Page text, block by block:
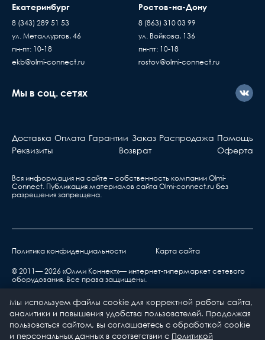
Екатеринбург
8 (343) 289 51 53
ул. Металлургов, 46
пн-пт: 10-18
ekb@olmi-connect.ru
Ростов-на-Дону
8 (863) 310 03 99
ул. Войкова, 136
пн-пт: 10-18
rostov@olmi-connect.ru
Мы в соц. сетях
Доставка Оплата Гарантии Заказ Распродажа Помощь
Реквизиты
Возврат Оферта
Вся информация на сайте – собственность компании Olmi-
Сonnect. Публикация материалов сайта Olmi-connect.ru без
разрешения запрещена.
Политика конфиденциальности Карта сайта
© 2011— 2026 «Олми Коннект»— интернет-гипермаркет сетевого
оборудования. Все права защищены.
Мы используем файлы cookie для корректной работы сайта,
аналитики и повышения удобства пользователей. Продолжая
пользоваться сайтом, вы соглашаетесь с обработкой cookie
и персональных данных в соответствии с Политикой